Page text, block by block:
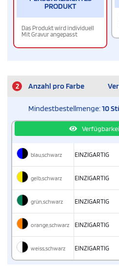
PRODUKT
Das Produkt wird individuell
Mit Gravur angepasst
2 Anzahl pro Farbe
Mindestbestellmenge:10
blau,schwarz EINZIGARTIG
gelb,schwarz EINZIGARTIG
grün,schwarz EINZIGARTIG
orange,schwarz EINZIGARTIG
weiss,schwarz EINZIGARTIG